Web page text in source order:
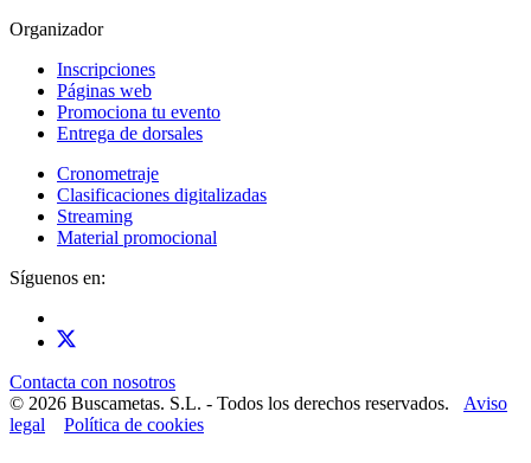
Organizador
Inscripciones
Páginas web
Promociona tu evento
Entrega de dorsales
Cronometraje
Clasificaciones digitalizadas
Streaming
Material promocional
Síguenos en:
Contacta con nosotros
© 2026 Buscametas. S.L. - Todos los derechos reservados. Aviso
legal
Política de cookies